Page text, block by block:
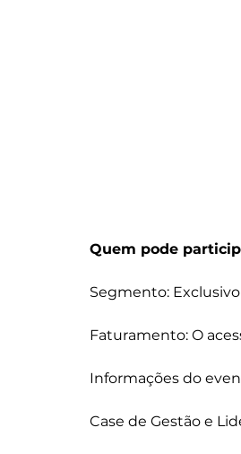
Quem pode
Segmento:
Faturamento: O
Informações do
Case de Gestão e